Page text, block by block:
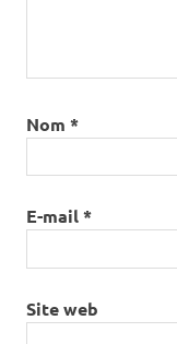
Nom *
E-mail*
Site web